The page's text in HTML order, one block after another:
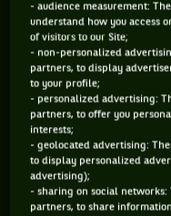
enfants d’un seul coup.
tournois ATP et WTA de
partir des huitièmes de
à Budapest : le Covid
à chercher une nouvelle
Billie Jean King Cup,
Interminable casse-tête,
- audience measurement:
understand how you access
of visitors to our Site;
- non-personalized
partners, to display
to your profile;
- personalized advertising:
partners, to offer you
interests;
- geolocated advertising:
to display personalized
advertising);
- sharing on social networks:
partners, to share